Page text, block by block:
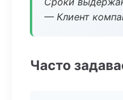
— Клиент
Часто